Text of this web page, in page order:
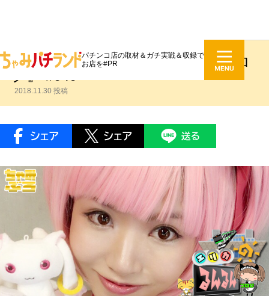
パチンコ店の取材＆ガチ実戦＆収録で
お店を#PR
鈴木エリカ『エリカのるんるんブロ
2018.11.30 投稿